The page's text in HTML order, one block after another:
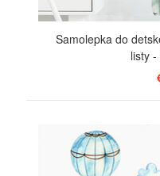
Samolepka do
listy